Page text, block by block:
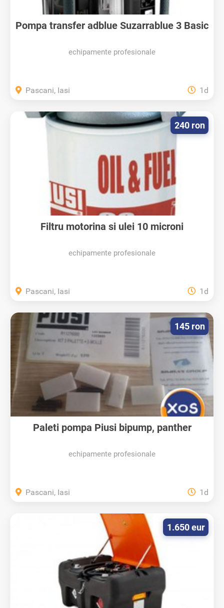
Pompa transfer adblue Suzarrablue 3 Basic
echipamente profesionale
Pascani, Iasi 1d
Filtru motorina si ulei 10 microni
echipamente profesionale
240 ron
Pascani, Iasi 1d
Paleti pompa Piusi bipump, panther
echipamente profesionale
145 ron
Pascani, Iasi 1d
1.650 eur